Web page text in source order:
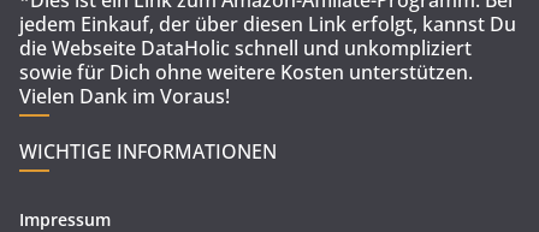
jedem Einkauf, der über diesen Link erfolgt, kannst Du
die Webseite DataHolic schnell und unkompliziert
sowie für Dich ohne weitere Kosten unterstützen.
Vielen Dank im Voraus!
WICHTIGE INFORMATIONEN
Impressum